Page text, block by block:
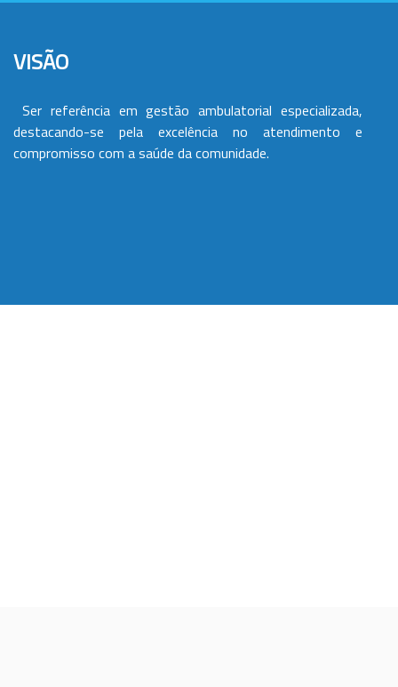
VISÃO
Ser referência em gestão ambulatorial especializada,
destacando-se pela excelência no atendimento e
compromisso com a saúde da comunidade.